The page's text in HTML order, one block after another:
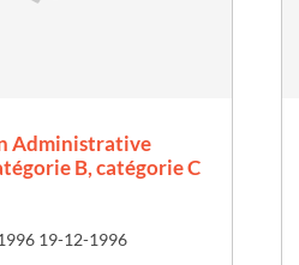
Administrative
B, catégorie C
19-12-1996